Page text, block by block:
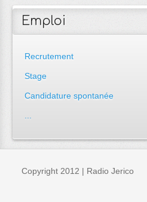
Emploi
Recrutement
Stage
Candidature spontanée
Copyright 2012 | Radio Jerico